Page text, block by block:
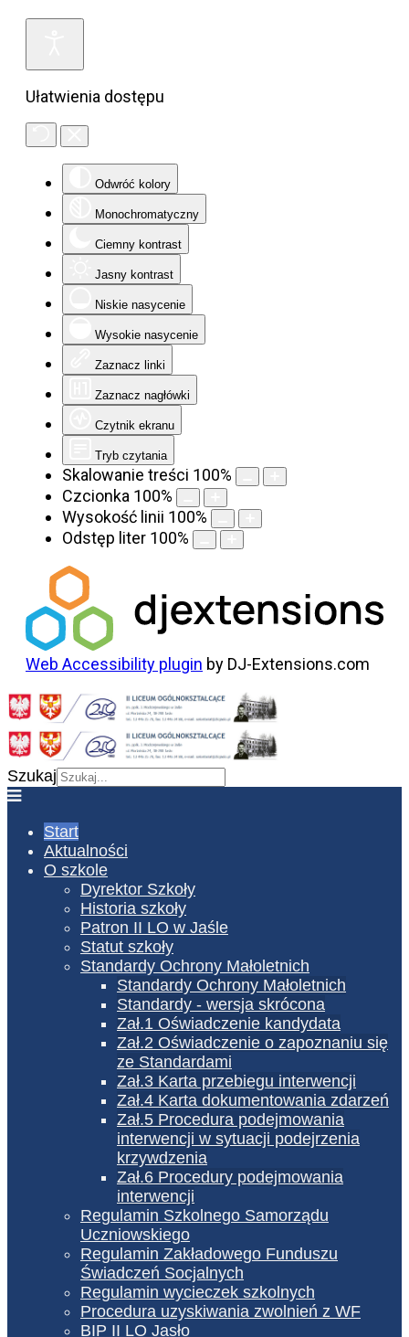
Ułatwienia dostępu
Odwróć kolory
Monochromatyczny
Ciemny kontrast
Jasny kontrast
Niskie nasycenie
Wysokie nasycenie
Zaznacz linki
Zaznacz nagłówki
Czytnik ekranu
Tryb czytania
Skalowanie treści 100%
Czcionka 100%
Wysokość linii 100%
Odstęp liter 100%
Web Accessibility plugin by DJ-Extensions.com
Szukaj
Start
Aktualności
O szkole
Dyrektor Szkoły
Historia szkoły
Patron II LO w Jaśle
Statut szkoły
Standardy Ochrony Małoletnich
Standardy Ochrony Małoletnich
Standardy - wersja skrócona
Zał.1 Oświadczenie kandydata
Zał.2 Oświadczenie o zapoznaniu się
ze Standardami
Zał.3 Karta przebiegu interwencji
Zał.4 Karta dokumentowania zdarzeń
Zał.5 Procedura podejmowania
interwencji w sytuacji podejrzenia
krzywdzenia
Zał.6 Procedury podejmowania
interwencji
Regulamin Szkolnego Samorządu
Uczniowskiego
Regulamin Zakładowego Funduszu
Świadczeń Socjalnych
Regulamin wycieczek szkolnych
Procedura uzyskiwania zwolnień z WF
BIP II LO Jasło